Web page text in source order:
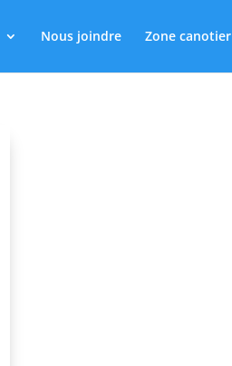
Nous joindre Zone canotier